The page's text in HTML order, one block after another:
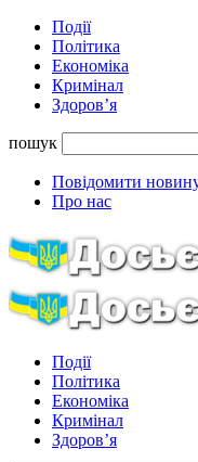
Події
Політика
Економіка
Кримінал
Здоров’я
пошук
Повідомити
Про нас
Події
Політика
Економіка
Кримінал
Здоров’я